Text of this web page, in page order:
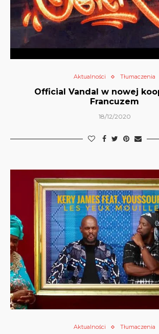
Aktualności Tłumaczenia
Official Vandal w nowej
Francuzem
18/12/2020
Aktualności Tłumaczenia